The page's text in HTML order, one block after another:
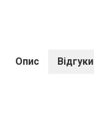
Опис Відгуки